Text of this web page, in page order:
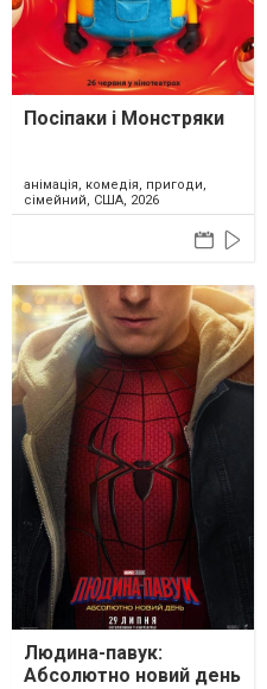
Посіпаки і Монстряки
анімація, комедія, пригоди,
сімейний, США, 2026
Людина-павук:
Абсолютно новий день